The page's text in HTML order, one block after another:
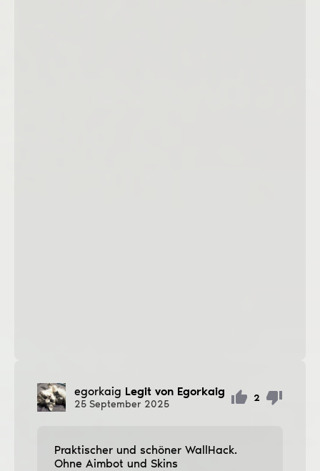
egorkaig Legit von Egorkaig
25 September 2025
2
Praktischer und schöner WallHack.
Ohne Aimbot und Skins